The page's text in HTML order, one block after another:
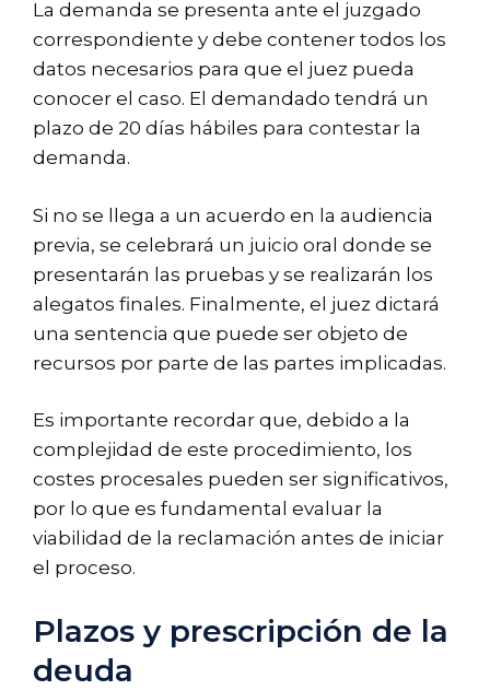
La demanda se presenta ante el juzgado
correspondiente y debe contener todos los
datos necesarios para que el juez pueda
conocer el caso. El demandado tendrá un
plazo de 20 días hábiles para contestar la
demanda.
Si no se llega a un acuerdo en la audiencia
previa, se celebrará un juicio oral donde se
presentarán las pruebas y se realizarán los
alegatos finales. Finalmente, el juez dictará
una sentencia que puede ser objeto de
recursos por parte de las partes implicadas.
Es importante recordar que, debido a la
complejidad de este procedimiento, los
costes procesales pueden ser significativos,
por lo que es fundamental evaluar la
viabilidad de la reclamación antes de iniciar
el proceso.
Plazos y prescripción de la
deuda